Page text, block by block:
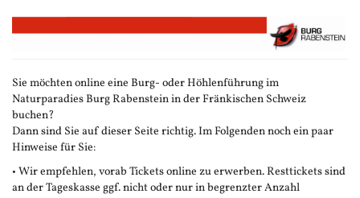
Zum
Haupt-
Sie möchten online eine Burg- oder Höhlenführung im
Naturparadies Burg Rabenstein in der Fränkischen Schweiz
buchen?
Dann sind Sie auf dieser Seite richtig. Im Folgenden noch ein paar
Hinweise für Sie:
• Wir empfehlen, vorab Tickets online zu erwerben. Resttickets sind
an der Tageskasse ggf. nicht oder nur in begrenzter Anzahl